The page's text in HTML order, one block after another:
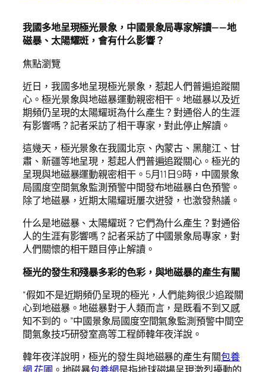
我國多地呈現極光景象，中國景象局專家解讀——地
磁暴、太陽耀斑，會有什么影響？
焦點瀏覽
近日，我國多地呈現極光景象，惹起人們普遍追蹤關
心。極光景象與地磁暴運動親密相干。地磁暴以及近
期頻仍呈現的太陽耀斑為什么產生？對通俗人的生涯
有影響嗎？記者采訪了相干專家，對此停止解讀。
這幾天，極光景象在我國北京、內蒙古、黑龍江、甘
肅、新疆等地呈現，惹起人們普遍追蹤關心。極光的
呈現與地磁暴運動親密相干。5月11日9時，中國景象
局國度空間氣象監測預警中間發布地磁暴白色預警。
除了地磁暴，近期太陽耀斑屢次迸發，也激發熱議。
什么是地磁暴、太陽耀斑？它們為什么產生？對通俗
人的生涯有影響嗎？記者采訪了中國景象局專家，對
人們關懷的相干題目停止解讀。
極光的發生和殘暴多彩的色彩，與地磁暴的產生有關
“假如不是近期頻仍呈現的極光，人們能夠很少追蹤關
心到地磁暴。地磁暴對于人類而言，是既看不到又感
知不到的。”中國景象局國度空間氣象監測預警中間空
間氣象技巧研發室高等工程師韓年夜洋說。
韓年夜洋說明，極光的發生與地磁暴的產生有關包養